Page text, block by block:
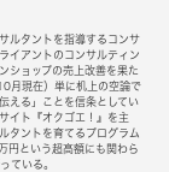
ルタントを指導するコンサ
イアントのコンサルティン
ショップの売上改善を果た
月現在）単に机上の空論で
える」ことを信条としてい
イト『オクゴエ！』を主
タントを育てるプログラム
円という超高額にも関わら
ている。